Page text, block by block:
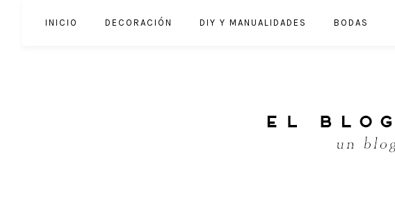
INICIO DECORACIÓN DIY Y MANUALIDADES BODAS